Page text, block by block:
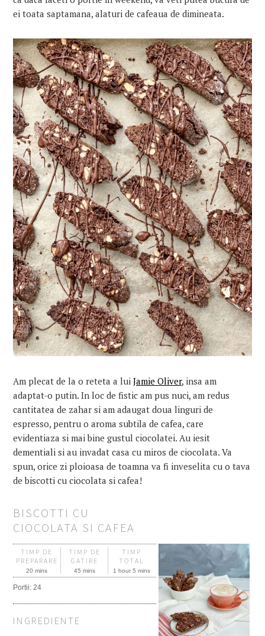
ei toata saptamana, alaturi de cafeaua de dimineata.
Am plecat de la o reteta a luiJamie Oliver, insa am
adaptat-o putin. In loc de fistic am pus nuci, am redus
cantitatea de zahar si am adaugat doua linguri de
espresso, pentru o aroma subtila de cafea, care
evidentiaza si mai bine gustul ciocolatei. Au iesit
dementiali si au invadat casa cu miros de ciocolata. Va
spun, orice zi ploioasa de toamna va fi inveselita cu o tava
de biscotti cu ciocolata si cafea!
BISCOTTI CU
CIOCOLATA SI CAFEA
TIMP DE
PREPARARE
20 mins
TIMP DE
GATIRE
45 mins
TIMP
TOTAL
1 hour 5 mins
Portii:24
INGREDIENTE